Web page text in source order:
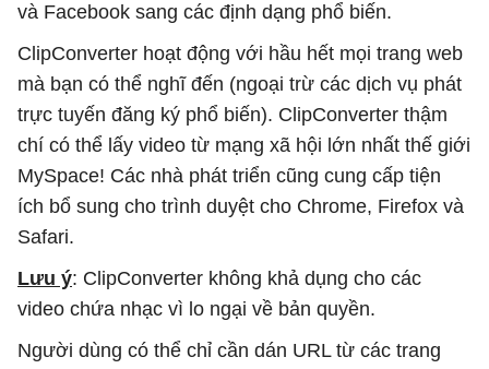
và Facebook sang các định dạng phổ biến.
ClipConverter hoạt động với hầu hết mọi trang web
mà bạn có thể nghĩ đến (ngoại trừ các dịch vụ phát
trực tuyến đăng ký phổ biến). ClipConverter thậm
chí có thể lấy video từ mạng xã hội lớn nhất thế giới
MySpace! Các nhà phát triển cũng cung cấp tiện
ích bổ sung cho trình duyệt cho Chrome, Firefox và
Safari.
Lưu ý: ClipConverter không khả dụng cho các
video chứa nhạc vì lo ngại về bản quyền.
Người dùng có thể chỉ cần dán URL từ các trang